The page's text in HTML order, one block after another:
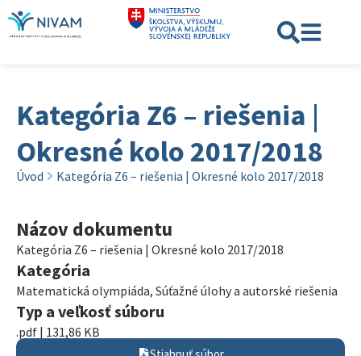
Kategória Z6 – riešenia |
Okresné kolo 2017/2018
Úvod Kategória Z6 – riešenia | Okresné kolo 2017/2018
Názov dokumentu
Kategória Z6 – riešenia | Okresné kolo 2017/2018
Kategória
Matematická olympiáda, Súťažné úlohy a autorské riešenia
Typ a veľkosť súboru
.pdf | 131,86 KB